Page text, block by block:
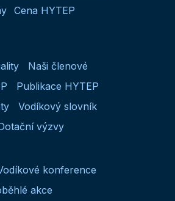
Cena HYTEP
Naši členové
Publikace HYTEP
Vodíkový slovník
výzvy
konference
akce